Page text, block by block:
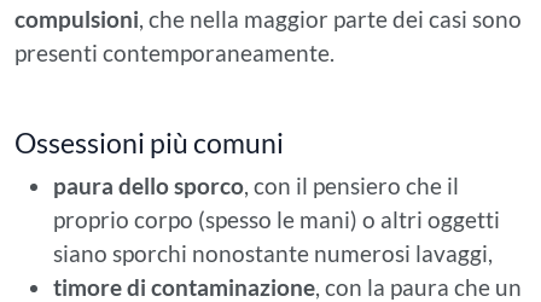
compulsioni, che nella maggior parte dei casi sono
presenti contemporaneamente.
Ossessioni più comuni
paura dello sporco, con il pensiero che il
proprio corpo (spesso le mani) o altri oggetti
siano sporchi nonostante numerosi lavaggi,
timore di contaminazione, con la paura che un